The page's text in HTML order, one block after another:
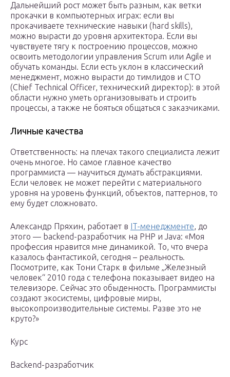
Дальнейший рост может быть разным, как ветки
прокачки в компьютерных играх: если вы
прокачиваете технические навыки (hard skills),
можно вырасти до уровня архитектора. Если вы
чувствуете тягу к построению процессов, можно
освоить методологии управления Scrum или Agile и
обучать команды. Если есть уклон в классический
менеджмент, можно вырасти до тимлидов и CTO
(Chief Technical Officer, технический директор): в этой
области нужно уметь организовывать и строить
процессы, а также не бояться общаться с заказчиками.
Личные качества
Ответственность: на плечах такого специалиста лежит
очень многое. Но самое главное качество
программиста — научиться думать абстракциями.
Если человек не может перейти с материального
уровня на уровень функций, объектов, паттернов, то
ему будет сложновато.
Александр Пряхин, работает в IT-менеджменте, до
этого — backend-разработчик на PHP и Java: «Моя
профессия нравится мне динамикой. То, что вчера
казалось фантастикой, сегодня – реальность.
Посмотрите, как Тони Старк в фильме „Железный
человек“ 2010 года с телефона показывает видео на
телевизоре. Сейчас это обыденность. Программисты
создают экосистемы, цифровые миры,
высокопроизводительные системы. Разве это не
круто?»
Курс
Backend-разработчик